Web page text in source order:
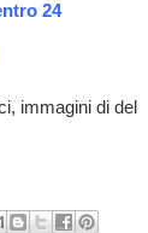
24
immagini di del